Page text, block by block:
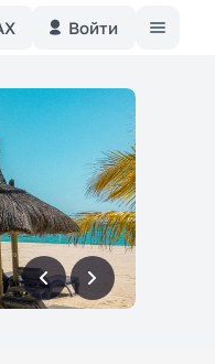
Войти
впередвперед